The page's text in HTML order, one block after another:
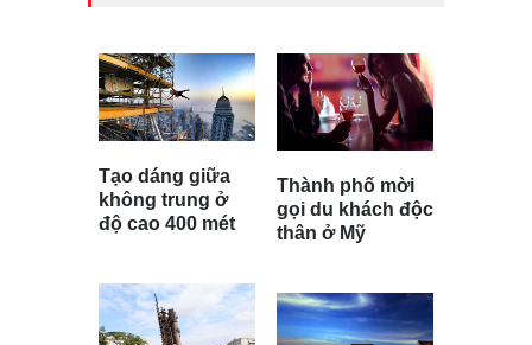
Tạo dáng giữa
không trung ở
độ cao 400 mét
Thành phố mời
gọi du khách độc
thân ở Mỹ